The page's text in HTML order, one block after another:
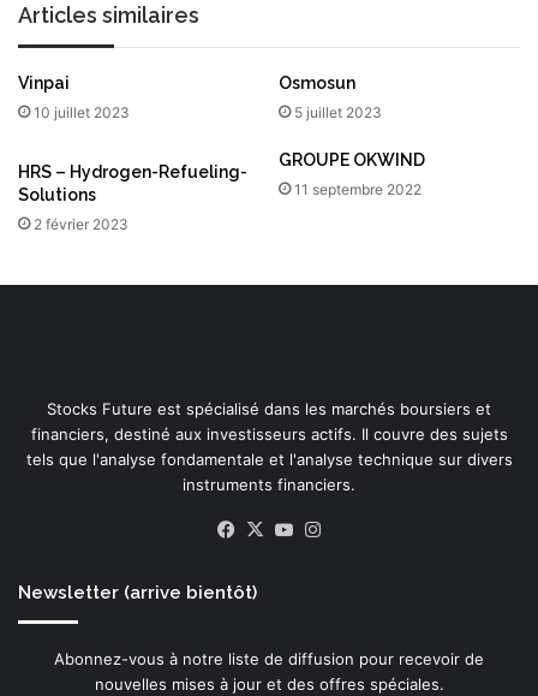
Articles similaires
Vinpai
10 juillet 2023
Osmosun
5 juillet 2023
HRS – Hydrogen-Refueling-
Solutions
2 février 2023
GROUPE OKWIND
11 septembre 2022
Stocks Future est spécialisé dans les marchés boursiers et
financiers, destiné aux investisseurs actifs. Il couvre des sujets
tels que l'analyse fondamentale et l'analyse technique sur divers
instruments financiers.
Facebook
X YouTube
Newsletter (arrive bientôt)
Abonnez-vous à notre liste de diffusion pour recevoir de
nouvelles mises à jour et des offres spéciales.